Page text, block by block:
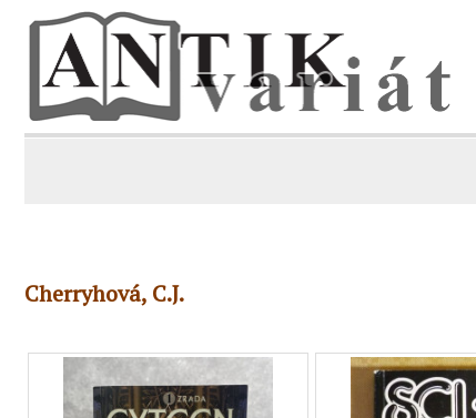
Cherryhová, C.J.